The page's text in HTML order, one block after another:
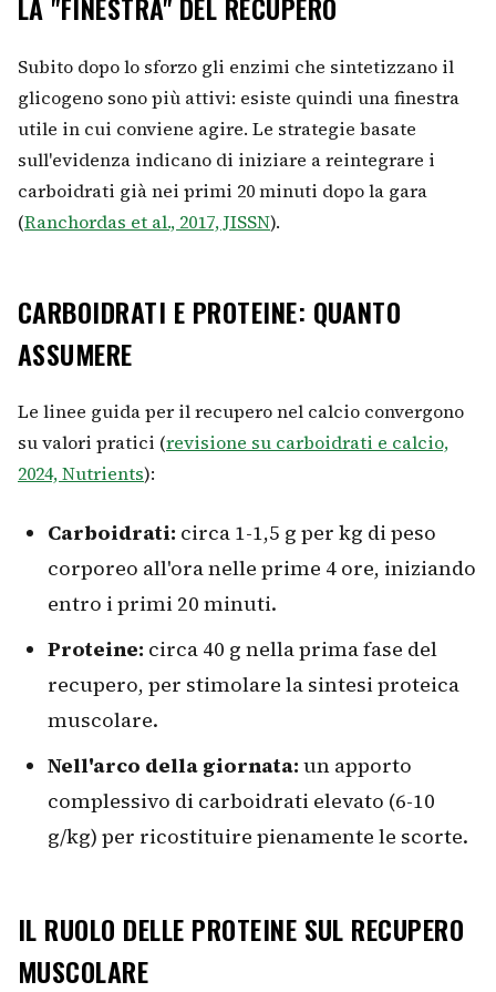
LA "FINESTRA" DEL RECUPERO
Subito dopo lo sforzo gli enzimi che sintetizzano il
glicogeno sono più attivi: esiste quindi una finestra
utile in cui conviene agire. Le strategie basate
sull'evidenza indicano di iniziare a reintegrare i
carboidrati già nei primi 20 minuti dopo la gara
(Ranchordas et al., 2017, JISSN).
CARBOIDRATI E PROTEINE: QUANTO
ASSUMERE
Le linee guida per il recupero nel calcio convergono
su valori pratici (revisione su carboidrati e calcio,
2024, Nutrients):
Carboidrati: circa 1-1,5 g per kg di peso
corporeo all'ora nelle prime 4 ore, iniziando
entro i primi 20 minuti.
Proteine: circa 40 g nella prima fase del
recupero, per stimolare la sintesi proteica
muscolare.
Nell'arco della giornata: un apporto
complessivo di carboidrati elevato (6-10
g/kg) per ricostituire pienamente le scorte.
IL RUOLO DELLE PROTEINE SUL RECUPERO
MUSCOLARE